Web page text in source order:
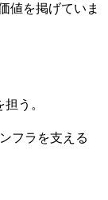
値を掲げていま
う。
フラを支える